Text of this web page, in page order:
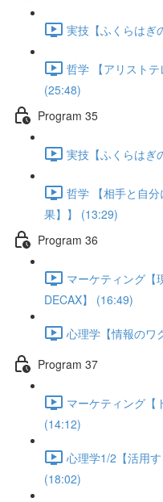
実技【ふくらはぎ
哲学 【アリストテ
(25:48)
Program 35
実技【ふくらはぎ
哲学 【相手と自
果】】 (13:29)
Program 36
マーケティング
DECAX】 (16:49)
心理学【情報のワ
Program 37
マーケティング【
(14:12)
心理学1/2【活用
(18:02)